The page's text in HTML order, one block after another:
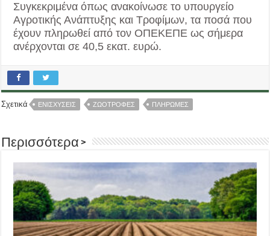
Συγκεκριμένα όπως ανακοίνωσε το υπουργείο
Αγροτικής Ανάπτυξης και Τροφίμων, τα ποσά που
έχουν πληρωθεί από τον ΟΠΕΚΕΠΕ ως σήμερα
ανέρχονται σε 40,5 εκατ. ευρώ.
Σχετικά ΕΝΙΣΧΥΣΕΙΣ ΖΩΟΤΡΟΦΕΣ ΠΛΗΡΩΜΕΣ
Περισσότερα >